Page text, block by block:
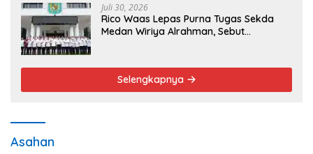
Juli 30, 2026
Rico Waas Lepas Purna Tugas Sekda
Medan Wiriya Alrahman, Sebut
Selengkapnya
Asahan